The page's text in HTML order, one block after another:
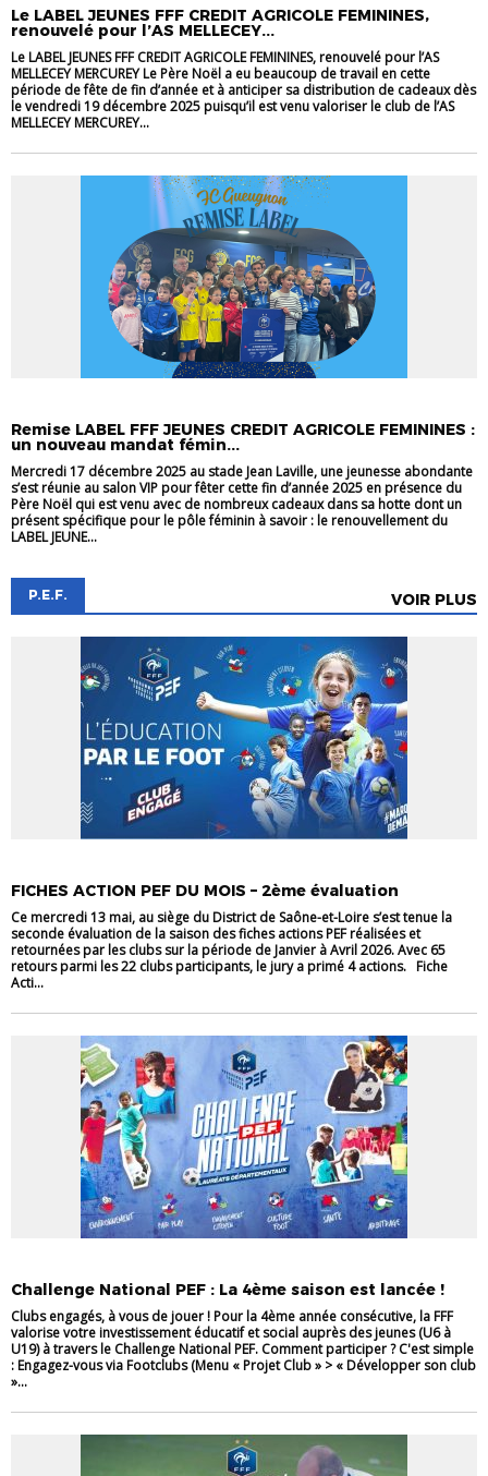
Le LABEL JEUNES FFF CREDIT AGRICOLE FEMININES,
renouvelé pour l’AS MELLECEY...
Le LABEL JEUNES FFF CREDIT AGRICOLE FEMININES, renouvelé pour l’AS
MELLECEY MERCUREY Le Père Noël a eu beaucoup de travail en cette
période de fête de fin d’année et à anticiper sa distribution de cadeaux dès
le vendredi 19 décembre 2025 puisqu’il est venu valoriser le club de l’AS
MELLECEY MERCUREY...
Remise LABEL FFF JEUNES CREDIT AGRICOLE FEMININES :
un nouveau mandat fémin...
Mercredi 17 décembre 2025 au stade Jean Laville, une jeunesse abondante
s’est réunie au salon VIP pour fêter cette fin d’année 2025 en présence du
Père Noël qui est venu avec de nombreux cadeaux dans sa hotte dont un
présent spécifique pour le pôle féminin à savoir : le renouvellement du
LABEL JEUNE...
P.E.F. VOIR PLUS
FICHES ACTION PEF DU MOIS – 2ème évaluation
Ce mercredi 13 mai, au siège du District de Saône-et-Loire s’est tenue la
seconde évaluation de la saison des fiches actions PEF réalisées et
retournées par les clubs sur la période de Janvier à Avril 2026. Avec 65
retours parmi les 22 clubs participants, le jury a primé 4 actions. Fiche
Acti...
Challenge National PEF : La 4ème saison est lancée !
Clubs engagés, à vous de jouer ! Pour la 4ème année consécutive, la FFF
valorise votre investissement éducatif et social auprès des jeunes (U6 à
U19) à travers le Challenge National PEF. Comment participer ? C'est simple
: Engagez-vous via Footclubs (Menu « Projet Club » > « Développer son club
»...